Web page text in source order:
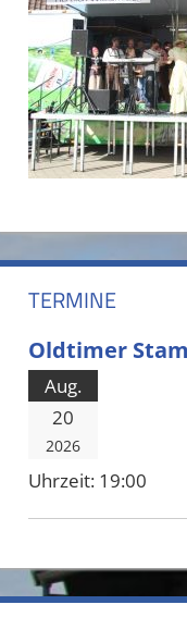
TERMINE
Oldtimer
Aug.
20
2026
Uhrzeit: 19:00